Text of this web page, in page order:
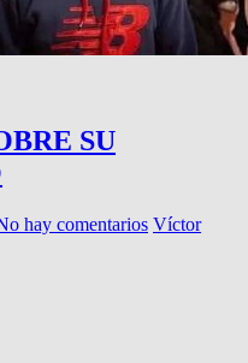
SU
hay comentarios Víctor